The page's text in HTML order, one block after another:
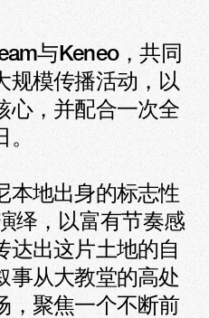
与Keneo，共同
规模传播活动，以
心，并配合一次全
。
地出身的标志性
绎，以富有节奏感
达出这片土地的自
事从大教堂的高处
，聚焦一个不断前